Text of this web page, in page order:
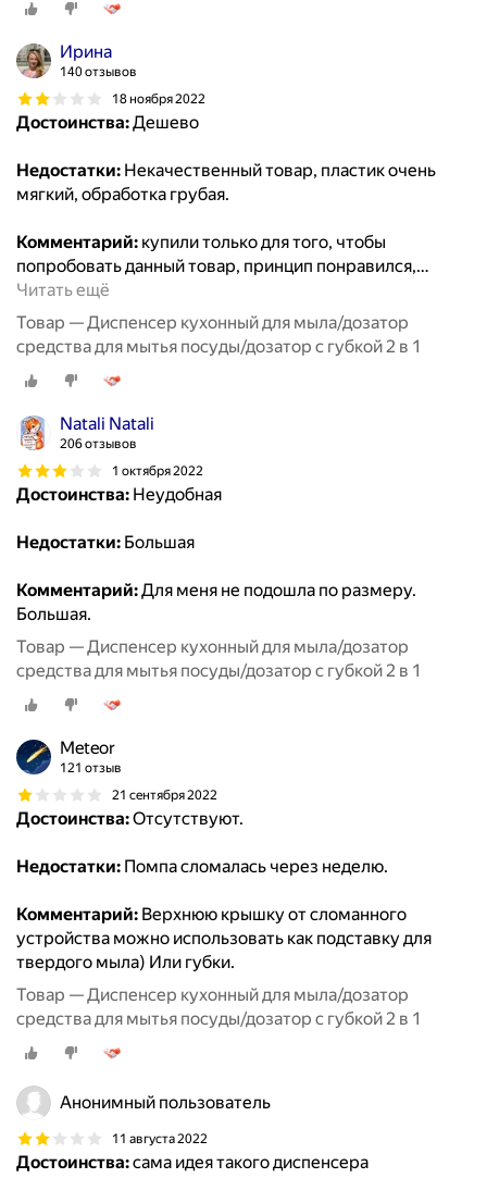
Ирина
140 отзывов
18 ноября 2022
Достоинства:Дешево
Недостатки: Некачественный товар, пластик очень
мягкий, обработка грубая.
Комментарий: купили только для того, чтобы
попробовать данный товар, принцип понравился,…
Читать ещё
Товар — Диспенсер кухонный для мыла/дозатор
средства для мытья посуды/дозатор с губкой 2 в 1
Natali Natali
206 отзывов
1 октября 2022
Достоинства: Неудобная
Недостатки: Большая
Комментарий:Для меня не подошла по размеру.
Большая.
Товар — Диспенсер кухонный для мыла/дозатор
средства для мытья посуды/дозатор с губкой 2 в 1
Meteor
121 отзыв
21 сентября 2022
Достоинства:Отсутствуют.
Недостатки: Помпа сломалась через неделю.
Комментарий: Верхнюю крышку от сломанного
устройства можно использовать как подставку для
твердого мыла) Или губки.
Товар — Диспенсер кухонный для мыла/дозатор
средства для мытья посуды/дозатор с губкой 2 в 1
Анонимный пользователь
11 августа 2022
Достоинства:сама идея такого диспенсера